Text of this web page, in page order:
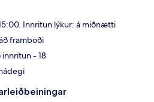
Innritun lýkur: á miðnætti
framboði
innritun - 18